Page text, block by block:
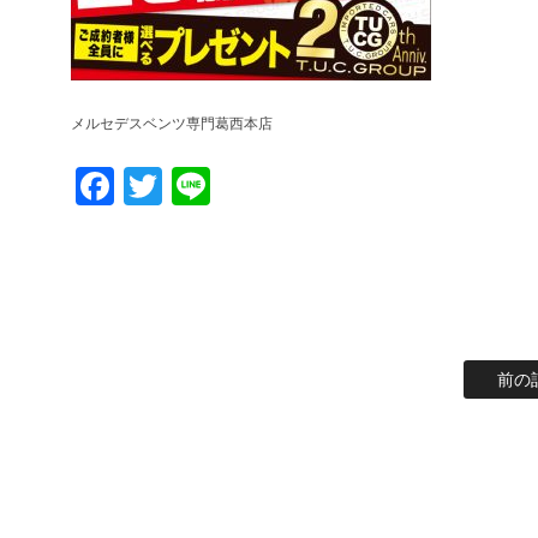
メルセデスベンツ専門葛西本店
Facebook
Twitter
前の